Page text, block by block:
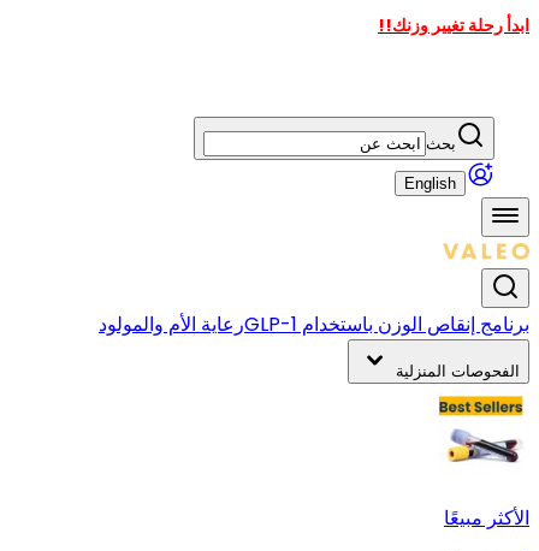
ابدأ رحلة تغيير وزنك!!
بحث
English
برنامج إنقاص الوزن باستخدام GLP-1 رعاية الأم والمولود
الفحوصات المنزلية
الأكثر مبيعًا